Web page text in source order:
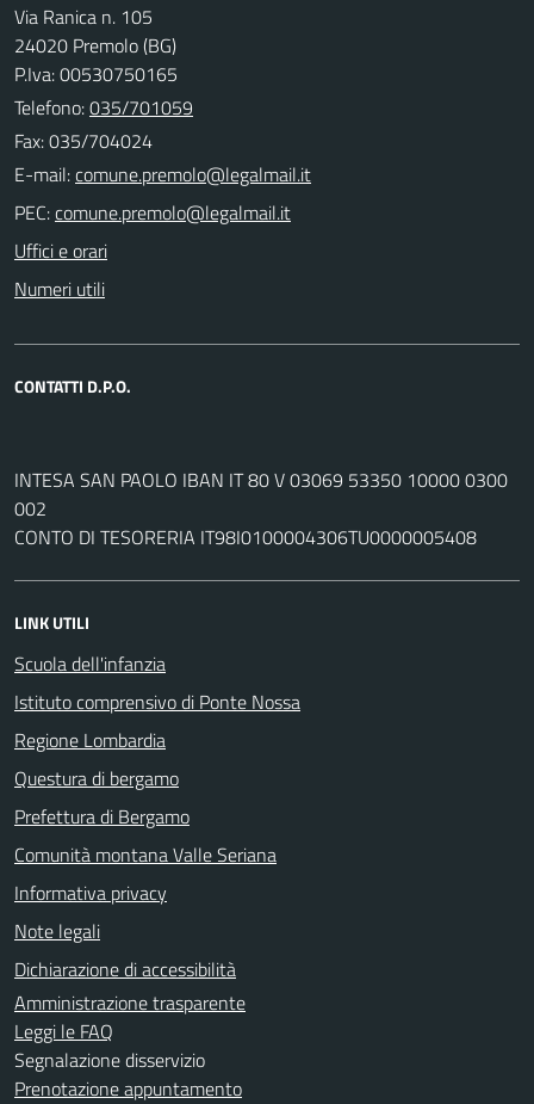
Via Ranica n. 105
24020 Premolo (BG)
P.Iva: 00530750165
Telefono:035/701059
Fax: 035/704024
E-mail:
PEC:
Uffici e orari
Numeri utili
CONTATTI D.P.O.
INTESA SAN PAOLO IBAN IT 80 V 03069 53350 10000 0300
002
CONTO DI TESORERIA IT98I0100004306TU0000005408
LINK UTILI
Scuola dell'infanzia
Istituto comprensivo di Ponte Nossa
Regione Lombardia
Questura di bergamo
Prefettura di Bergamo
Comunità montana Valle Seriana
Informativa privacy
Note legali
Dichiarazione di accessibilità
Amministrazione trasparente
Leggi le FAQ
Segnalazione disservizio
Prenotazione appuntamento